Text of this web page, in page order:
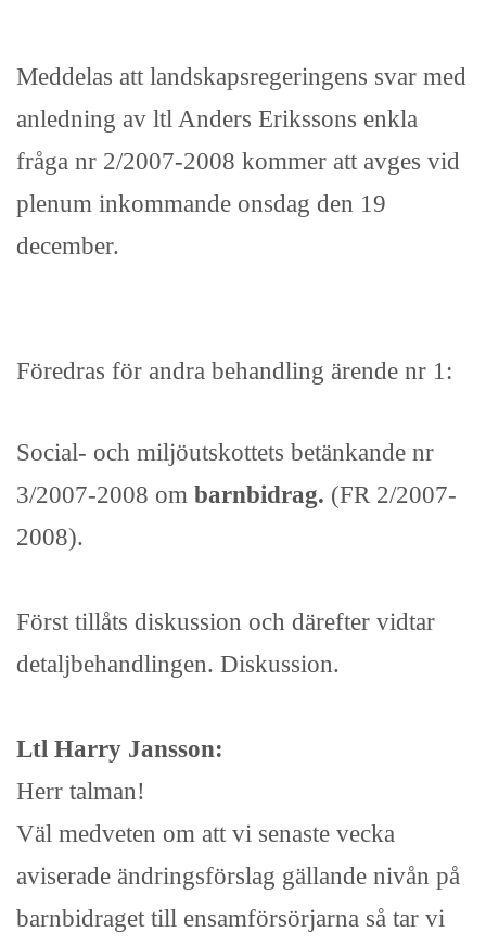
Meddelas att landskapsregeringens svar med
anledning av ltl Anders Erikssons enkla
fråga nr 2/2007-2008 kommer att avges vid
plenum inkommande onsdag den 19
december.
Föredras för andra behandling ärende nr 1:
Social- och miljöutskottets betänkande nr
3/2007-2008 om barnbidrag. (FR 2/2007-
2008).
Först tillåts diskussion och därefter vidtar
detaljbehandlingen. Diskussion.
Ltl Harry Jansson:
Herr talman!
Väl medveten om att vi senaste vecka
aviserade ändringsförslag gällande nivån på
barnbidraget till ensamförsörjarna så tar vi